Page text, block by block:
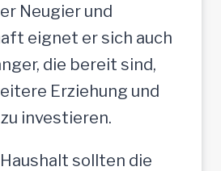
Neugier und
eignet er sich auch
die bereit sind,
Erziehung und
investieren.
sollten die